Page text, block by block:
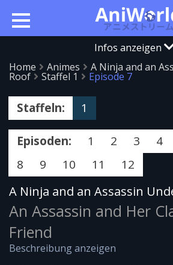
Infos anzeigen
Home
Animes A Ninja and an
Roof Staffel 1 Episode 7
Staffeln: 1
Episoden: 1 2 3 4
8
9 10 11 12
A Ninja and an Assassin
An Assassin and Her
Friend
Beschreibung anzeigen